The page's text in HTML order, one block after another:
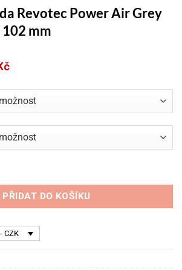
Revotec Power Air Grey
mm
Power Air Grey Průměr 51 až 102
PŘIDAT DO KOŠÍKU
CZK